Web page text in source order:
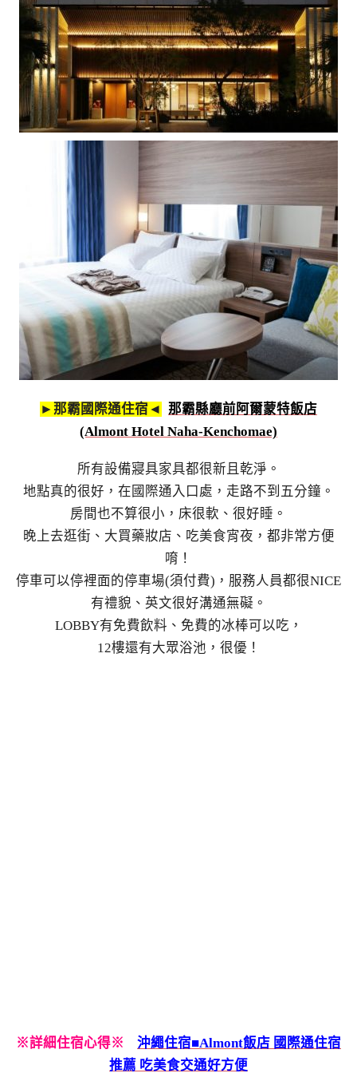
►那霸國際通住宿◄
那霸縣廳前阿爾蒙特飯店
(Almont Hotel Naha-Kenchomae)
所有設備寢具家具都很新且乾淨。
地點真的很好，在國際通入口處，走路不到五分鐘。
房間也不算很小，床很軟、很好睡。
晚上去逛街、大買藥妝店、吃美食宵夜，都非常方便
唷！
停車可以停裡面的停車場(須付費)，服務人員都很NICE
有禮貌、英文很好溝通無礙。
LOBBY有免費飲料、免費的冰棒可以吃，
12樓還有大眾浴池，很優！
※詳細住宿心得※ 沖繩住宿■Almont飯店 國際通住宿
推薦 吃美食交通好方便